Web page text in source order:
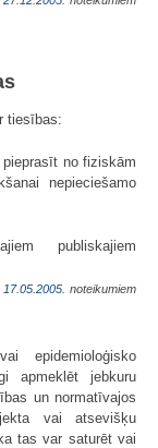
tiesības:
no fiziskām
nepieciešamo
publiskajiem
17.05.2005. noteikumiem
epidemioloģisko
apmeklēt jebkuru
un normatīvajos
vai atsevišķu
tas var saturēt vai